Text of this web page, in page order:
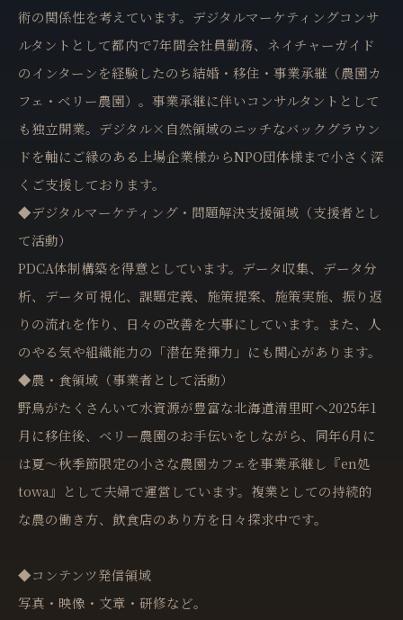
術の関係性を考えています。デジタルマーケティングコンサ
ルタントとして都内で7年間会社員勤務、ネイチャーガイド
のインターンを経験したのち結婚・移住・事業承継（農園カ
フェ・ベリー農園）。事業承継に伴いコンサルタントとして
も独立開業。デジタル×自然領域のニッチなバックグラウン
ドを軸にご縁のある上場企業様からNPO団体様まで小さく深
くご支援しております。
◆デジタルマーケティング・問題解決支援領域（支援者とし
て活動）
PDCA体制構築を得意としています。データ収集、データ分
析、データ可視化、課題定義、施策提案、施策実施、振り返
りの流れを作り、日々の改善を大事にしています。また、人
のやる気や組織能力の「潜在発揮力」にも関心があります。
◆農・食領域（事業者として活動）
野鳥がたくさんいて水資源が豊富な北海道清里町へ2025年1
月に移住後、ベリー農園のお手伝いをしながら、同年6月に
は夏〜秋季節限定の小さな農園カフェを事業承継し『en処
towa』として夫婦で運営しています。複業としての持続的
な農の働き方、飲食店のあり方を日々探求中です。
◆コンテンツ発信領域
写真・映像・文章・研修など。